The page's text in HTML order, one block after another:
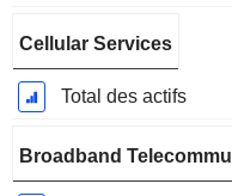
Cellular Services
Total des actifs
Broadband